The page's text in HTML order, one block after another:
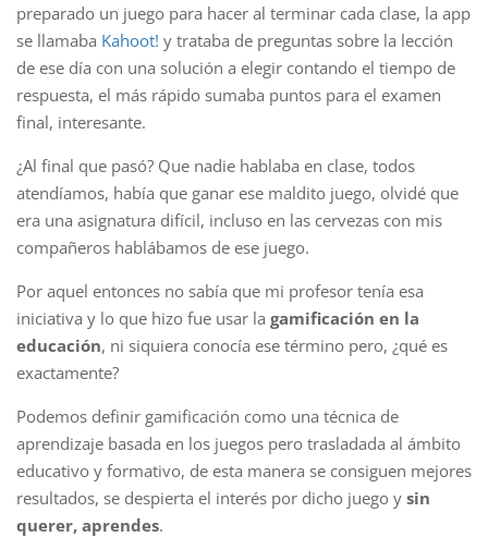
preparado un juego para hacer al terminar cada clase, la app
se llamaba Kahoot! y trataba de preguntas sobre la lección
de ese día con una solución a elegir contando el tiempo de
respuesta, el más rápido sumaba puntos para el examen
final, interesante.
¿Al final que pasó? Que nadie hablaba en clase, todos
atendíamos, había que ganar ese maldito juego, olvidé que
era una asignatura difícil, incluso en las cervezas con mis
compañeros hablábamos de ese juego.
Por aquel entonces no sabía que mi profesor tenía esa
iniciativa y lo que hizo fue usar la gamificación en la
educación, ni siquiera conocía ese término pero, ¿qué es
exactamente?
Podemos definir gamificación como una técnica de
aprendizaje basada en los juegos pero trasladada al ámbito
educativo y formativo, de esta manera se consiguen mejores
resultados, se despierta el interés por dicho juego y sin
querer, aprendes.